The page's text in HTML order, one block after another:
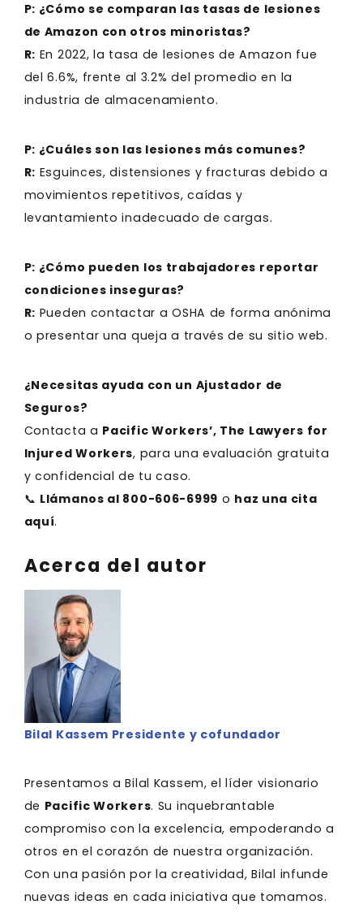
P: ¿Cómo se comparan las tasas de lesiones
de Amazon con otros minoristas?
R: En 2022, la tasa de lesiones de Amazon fue
del 6.6%, frente al 3.2% del promedio en la
industria de almacenamiento.
P: ¿Cuáles son las lesiones más comunes?
R: Esguinces, distensiones y fracturas debido a
movimientos repetitivos, caídas y
levantamiento inadecuado de cargas.
P: ¿Cómo pueden los trabajadores reportar
condiciones inseguras?
R: Pueden contactar a OSHA de forma anónima
o presentar una queja a través de su sitio web.
¿Necesitas ayuda con un Ajustador de
Seguros?
Contacta a Pacific Workers’, The Lawyers for
Injured Workers, para una evaluación gratuita
y confidencial de tu caso.
📞 Llámanos al 800-606-6999 o haz una cita
aquí.
Acerca del autor
Bilal Kassem Presidente y cofundador
Presentamos a Bilal Kassem, el líder visionario
de Pacific Workers. Su inquebrantable
compromiso con la excelencia, empoderando a
otros en el corazón de nuestra organización.
Con una pasión por la creatividad, Bilal infunde
nuevas ideas en cada iniciativa que tomamos.